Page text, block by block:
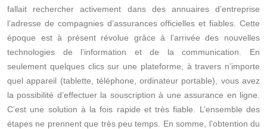
fallait rechercher activement dans des annuaires d’entreprise
l’adresse de compagnies d’assurances officielles et fiables. Cette
époque est à présent révolue grâce à l’arrivée des nouvelles
technologies de l’information et de la communication. En
seulement quelques clics sur une plateforme, à travers n’importe
quel appareil (tablette, téléphone, ordinateur portable), vous avez
la possibilité d’effectuer la souscription à une assurance en ligne.
C’est une solution à la fois rapide et très fiable. L’ensemble des
étapes ne prennent que très peu temps. En somme, l’obtention du